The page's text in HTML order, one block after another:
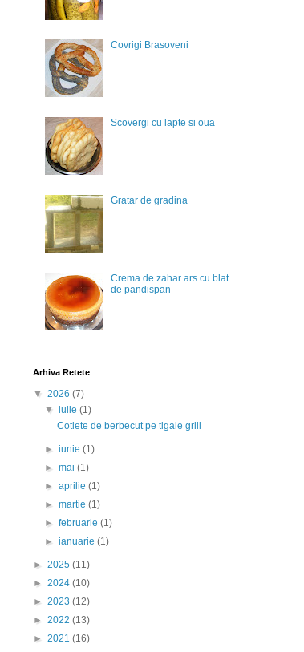
Covrigi Brasoveni
Scovergi cu lapte si oua
Gratar de gradina
Crema de zahar ars cu blat
de pandispan
Arhiva Retete
▼ 2026 (7)
▼iulie(1)
Cotlete de berbecut pe tigaie grill
►iunie(1)
►mai(1)
►aprilie(1)
►martie(1)
►februarie(1)
►ianuarie(1)
► 2025 (11)
► 2024 (10)
► 2023 (12)
► 2022 (13)
► 2021 (16)